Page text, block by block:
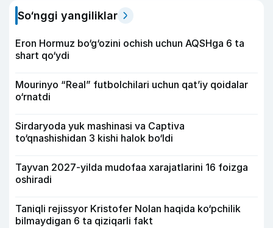
So‘nggi yangiliklar
Eron Hormuz bo‘g‘ozini ochish uchun AQSHga 6 ta
shart qo‘ydi
Mourinyo “Real” futbolchilari uchun qat’iy qoidalar
o‘rnatdi
Sirdaryoda yuk mashinasi va Captiva
to‘qnashishidan 3 kishi halok bo‘ldi
Tayvan 2027-yilda mudofaa xarajatlarini 16 foizga
oshiradi
Taniqli rejissyor Kristofer Nolan haqida ko‘pchilik
bilmaydigan 6 ta qiziqarli fakt